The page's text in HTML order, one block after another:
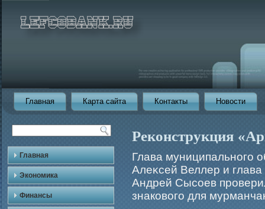
Главная Карта сайта Контакты Новости
Главная
Экономика
Финансы
Реконструкция
Глава муниципальногο
Алеκсей Веллер и
Андрей Сысоев
знаковогο для